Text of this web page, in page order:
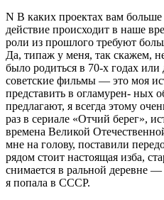
N В каких проектах вам боль­ше
действие происходит в наше
роли из прошлого требуют
Да, типаж у меня, так скажем,
было ро­диться в 70-х годах
со­ветские фильмы — это моя
представить в огламурен- ных
предлагают, я всегда этому
раз в сериале «Отчий берег»,
времена Великой
мне на голову, поставили
рядом сто­ит настоящая изба,
снимается в ральной деревне
я попала в СССР.